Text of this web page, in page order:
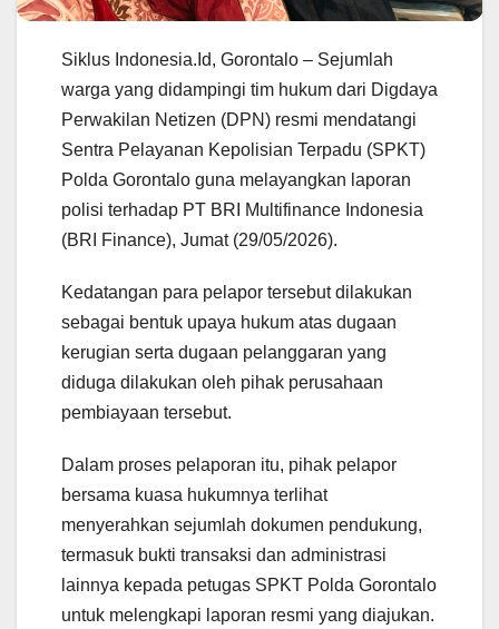
Siklus Indonesia.Id, Gorontalo – Sejumlah
warga yang didampingi tim hukum dari Digdaya
Perwakilan Netizen (DPN) resmi mendatangi
Sentra Pelayanan Kepolisian Terpadu (SPKT)
Polda Gorontalo guna melayangkan laporan
polisi terhadap PT BRI Multifinance Indonesia
(BRI Finance), Jumat (29/05/2026).
Kedatangan para pelapor tersebut dilakukan
sebagai bentuk upaya hukum atas dugaan
kerugian serta dugaan pelanggaran yang
diduga dilakukan oleh pihak perusahaan
pembiayaan tersebut.
Dalam proses pelaporan itu, pihak pelapor
bersama kuasa hukumnya terlihat
menyerahkan sejumlah dokumen pendukung,
termasuk bukti transaksi dan administrasi
lainnya kepada petugas SPKT Polda Gorontalo
untuk melengkapi laporan resmi yang diajukan.